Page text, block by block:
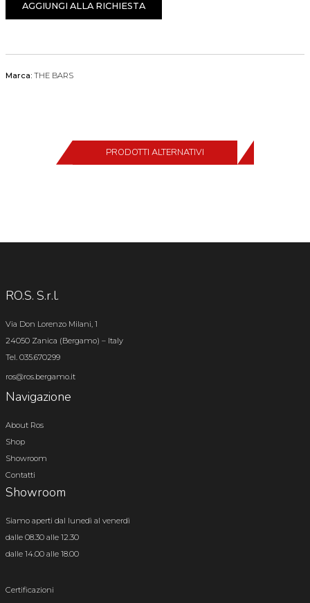
AGGIUNGI ALLA RICHIESTA
Marca: THE BARS
PRODOTTI ALTERNATIVI
RO.S. S.r.l.
Via Don Lorenzo Milani, 1
24050 Zanica (Bergamo) – Italy
Tel. 035.670299
ros@ros.bergamo.it
Navigazione
About Ros
Shop
Showroom
Contatti
Showroom
Siamo aperti dal lunedì al venerdì
dalle 08.30 alle 12.30
dalle 14.00 alle 18.00
Certificazioni